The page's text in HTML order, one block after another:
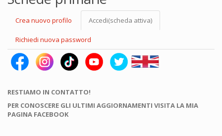
Crea nuovo profilo Accedi(scheda attiva)
Richiedi nuova password
RESTIAMO IN CONTATTO!
PER CONOSCERE GLI ULTIMI AGGIORNAMENTI VISITA LA MIA
PAGINA FACEBOOK